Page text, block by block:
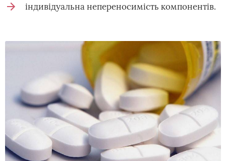
індивідуальна непереносимість компонентів.